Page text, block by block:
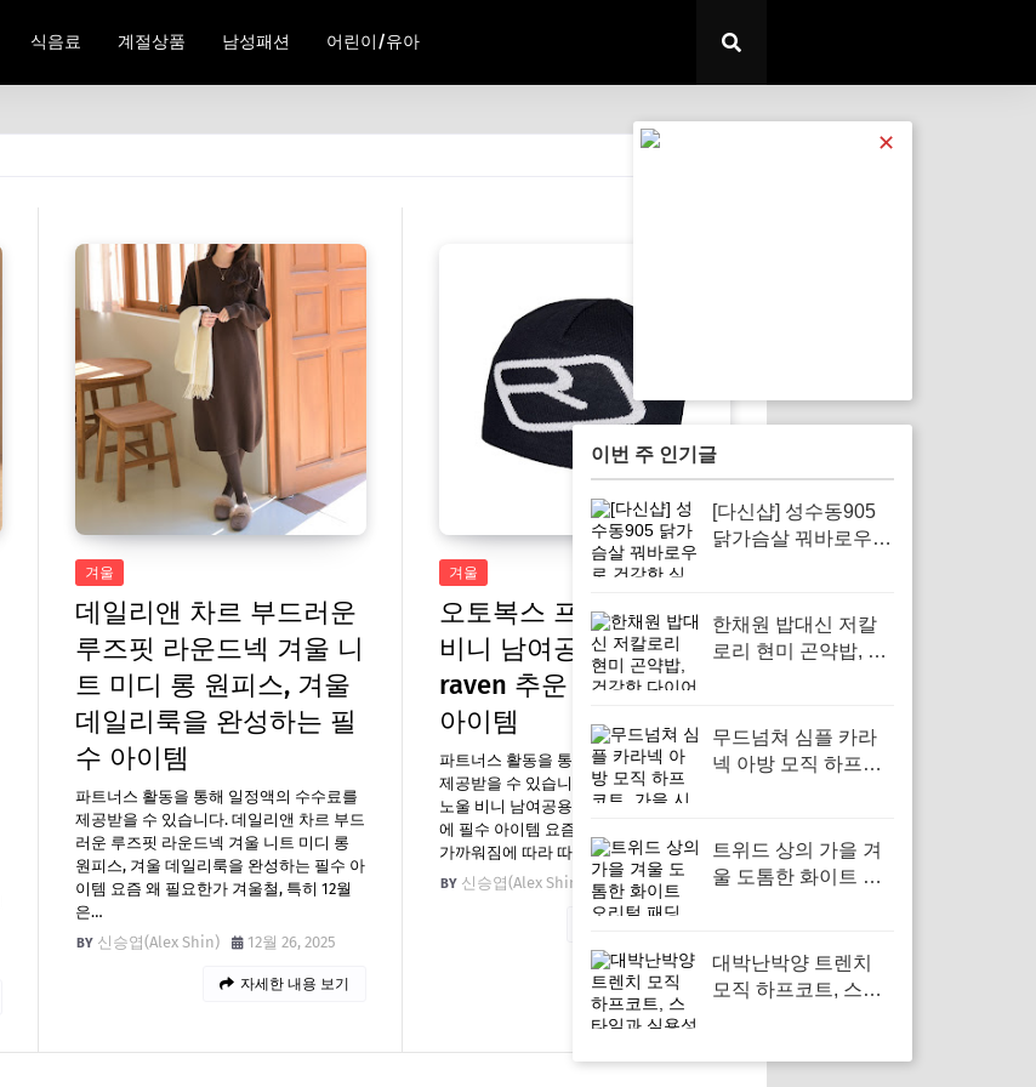
식음료 계절상품 남성패션 어린이/유아
겨울
데일리앤 차르 부드러운
루즈핏 라운드넥 겨울 니
트 미디 롱 원피스, 겨울
데일리룩을 완성하는 필
수 아이템
파트너스 활동을 통해 일정액의 수수료를
제공받을 수 있습니다. 데일리앤 차르 부드
러운 루즈핏 라운드넥 겨울 니트 미디 롱
원피스, 겨울 데일리룩을 완성하는 필수 아
이템 요즘 왜 필요한가 겨울철, 특히 12월
은…
신승엽(Alex Shin)
12월 26, 2025
자세한 내용 보기
겨울
오토복스 프로 메리노울
비니 남여공용 black
raven 추운 날씨에 필수
아이템
파트너스 활동을 통해 일정액의 수수료를
제공받을 수 있습니다. 오토복스 프로 메리
노울 비니 남여공용 black raven 추운 날씨
에 필수 아이템 요즘 왜 필요한가 겨울이
가까워짐에 따라 따뜻한 패션 아이템이…
신승엽(Alex Shin)
12월 25, 2025
✕
이번 주 인기글
[다신샵] 성수동905
닭가슴살 꿔바로우로
한채원 밥대신 저칼
로리 현미 곤약밥, 건
무드넘쳐 심플 카라
넥 아방 모직 하프코
트위드 상의 가을 겨
울 도톰한 화이트 오
스타일을 위한 선택
대박난박양 트렌치
모직 하프코트, 스타